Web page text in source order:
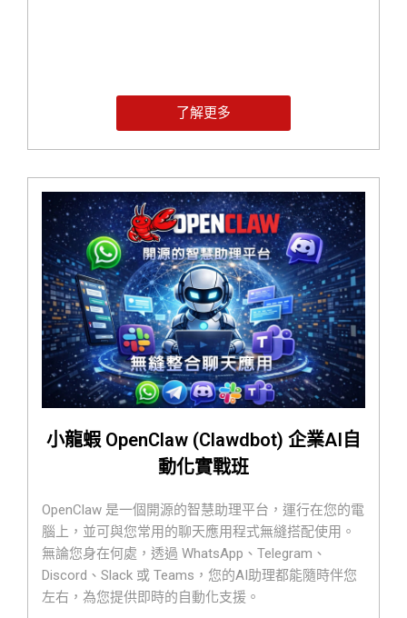
了解更多
小龍蝦 OpenClaw (Clawdbot) 企業AI自
動化實戰班
OpenClaw 是一個開源的智慧助理平台，運行在您的電
腦上，並可與您常用的聊天應用程式無縫搭配使用。
無論您身在何處，透過 WhatsApp、Telegram、
Discord、Slack 或 Teams，您的AI助理都能隨時伴您
左右，為您提供即時的自動化支援。